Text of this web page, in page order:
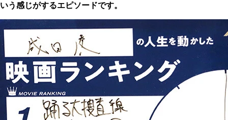
いう感じがするエピソードです。